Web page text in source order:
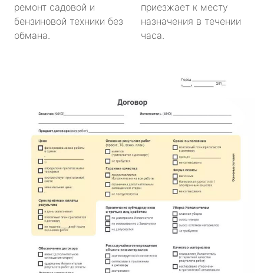
ремонт садовой и
бензиновой техники без
обмана.
приезжает к месту
назначения в течении
часа.